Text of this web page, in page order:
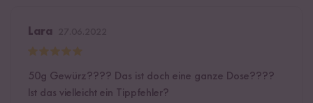
Lara
50g Gewürz???? Das ist doch eine ganze Dose????
Ist das vielleicht ein Tippfehler?